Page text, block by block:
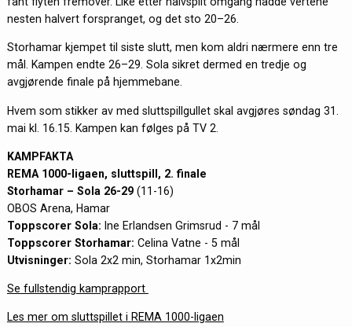
nesten halvert forspranget, og det sto 20–26.
Storhamar kjempet til siste slutt, men kom aldri nærmere enn tre
mål. Kampen endte 26–29. Sola sikret dermed en tredje og
avgjørende finale på hjemmebane.
Hvem som stikker av med sluttspillgullet skal avgjøres søndag 31.
mai kl. 16.15. Kampen kan følges på TV 2.
KAMPFAKTA
REMA 1000-ligaen, sluttspill, 2. finale
Storhamar – Sola 26-29 (11-16)
OBOS Arena, Hamar
Toppscorer Sola: Ine Erlandsen Grimsrud - 7 mål
Toppscorer Storhamar: Celina Vatne - 5 mål
Utvisninger: Sola 2x2 min, Storhamar 1x2min
Se fullstendig kamprapport
Les mer om sluttspillet i REMA 1000-ligaen